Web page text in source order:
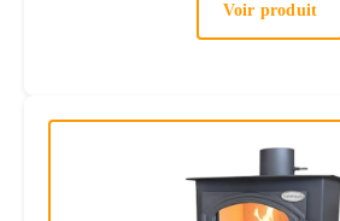
Voir produit